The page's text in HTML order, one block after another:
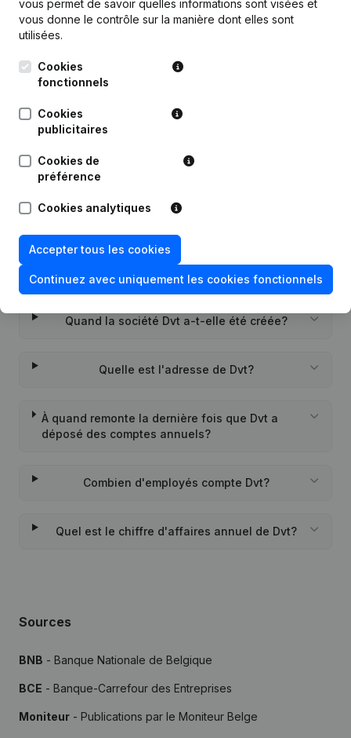
Date Publication
30-07-2021
Rubrique Constitution (Nouvelle
Personne Morale, Ouverture
Questions fréquemment posées
Quel est l'identifiant PEPPOL de Dvt?
Quand la société Dvt a-t-elle été créée?
Quelle est l'adresse de Dvt?
À quand remonte la dernière fois que Dvt a
déposé des comptes annuels?
Combien d'employés compte Dvt?
Quel est le chiffre d'affaires annuel de Dvt?
Sources
BNB - Banque Nationale de Belgique
BCE - Banque-Carrefour des Entreprises
Moniteur - Publications par le Moniteur Belge
vous permet de savoir quelles informations sont visées et
vous donne le contrôle sur la manière dont elles sont
utilisées.
Cookies
fonctionnels
Cookies
publicitaires
Cookies de
préférence
Cookies analytiques
Accepter tous les cookies
Continuez avec uniquement les cookies fonctionnels